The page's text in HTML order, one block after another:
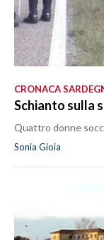
CRONACA
Schianto sulla
Quattro donne
Sonia Gioia